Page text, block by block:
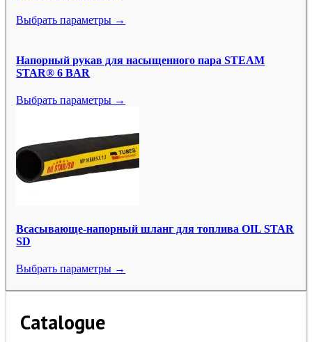
Выбрать параметры →
Напорный рукав для насыщенного пара STEAM
STAR® 6 BAR
Выбрать параметры →
Всасывающе-напорный шланг для топлива OIL STAR
SD
Выбрать параметры →
Catalogue